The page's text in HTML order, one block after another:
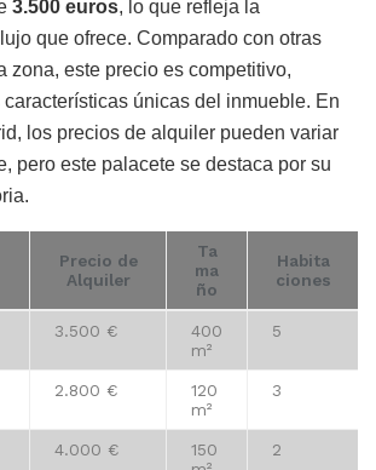
3.500 euros, lo que refleja la
que ofrece. Comparado con otras
zona, este precio es competitivo,
únicas del inmueble. En
los precios de alquiler pueden variar
pero este palacete se destaca por su
Precio de
Alquiler
Ta
ma
ño
Habita
ciones
3.500 €
400
m²
5
2.800 €
120
m²
3
4.000 €
150
2